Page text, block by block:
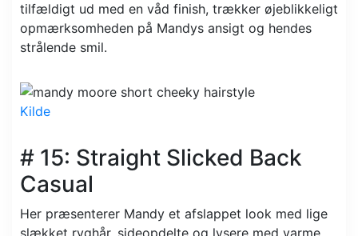
tilfældigt ud med en våd finish, trækker øjeblikkeligt
opmærksomheden på Mandys ansigt og hendes
strålende smil.
Kilde
# 15: Straight Slicked Back
Casual
Her præsenterer Mandy et afslappet look med lige
slækket ryghår, sideopdelte og lysere med varme